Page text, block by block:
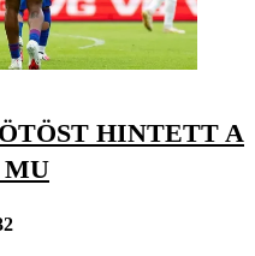
HINTETT A
MU